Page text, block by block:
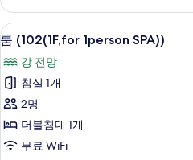
자
세
히
보
기
룸
(102(1F,for
1person
SPA))
사
진
모
10
룸 (102(1F,for 1person SPA))
강 전망
침실 1개
2명
더블침대 1개
무료 WiFi